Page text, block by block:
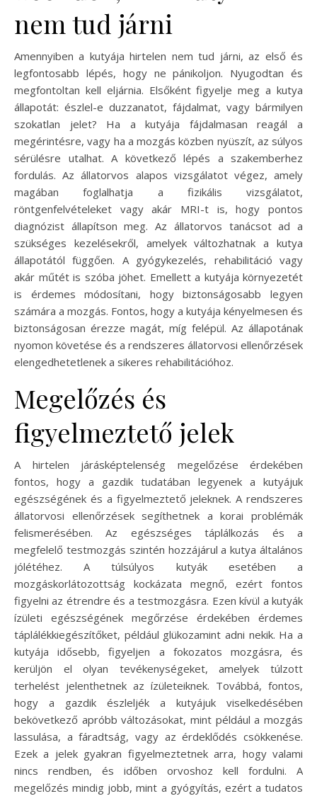
nem tud járni
Amennyiben a kutyája hirtelen nem tud járni, az első és
legfontosabb lépés, hogy ne pánikoljon. Nyugodtan és
megfontoltan kell eljárnia. Elsőként figyelje meg a kutya
állapotát: észlel-e duzzanatot, fájdalmat, vagy bármilyen
szokatlan jelet? Ha a kutyája fájdalmasan reagál a
megérintésre, vagy ha a mozgás közben nyüszít, az súlyos
sérülésre utalhat. A következő lépés a szakemberhez
fordulás. Az állatorvos alapos vizsgálatot végez, amely
magában foglalhatja a fizikális vizsgálatot,
röntgenfelvételeket vagy akár MRI-t is, hogy pontos
diagnózist állapítson meg. Az állatorvos tanácsot ad a
szükséges kezelésekről, amelyek változhatnak a kutya
állapotától függően. A gyógykezelés, rehabilitáció vagy
akár műtét is szóba jöhet. Emellett a kutyája környezetét
is érdemes módosítani, hogy biztonságosabb legyen
számára a mozgás. Fontos, hogy a kutyája kényelmesen és
biztonságosan érezze magát, míg felépül. Az állapotának
nyomon követése és a rendszeres állatorvosi ellenőrzések
elengedhetetlenek a sikeres rehabilitációhoz.
Megelőzés és
figyelmeztető jelek
A hirtelen járásképtelenség megelőzése érdekében
fontos, hogy a gazdik tudatában legyenek a kutyájuk
egészségének és a figyelmeztető jeleknek. A rendszeres
állatorvosi ellenőrzések segíthetnek a korai problémák
felismerésében. Az egészséges táplálkozás és a
megfelelő testmozgás szintén hozzájárul a kutya általános
jólétéhez. A túlsúlyos kutyák esetében a
mozgáskorlátozottság kockázata megnő, ezért fontos
figyelni az étrendre és a testmozgásra. Ezen kívül a kutyák
ízületi egészségének megőrzése érdekében érdemes
táplálékkiegészítőket, például glükozamint adni nekik. Ha a
kutyája idősebb, figyeljen a fokozatos mozgásra, és
kerüljön el olyan tevékenységeket, amelyek túlzott
terhelést jelenthetnek az ízületeiknek. Továbbá, fontos,
hogy a gazdik észleljék a kutyájuk viselkedésében
bekövetkező apróbb változásokat, mint például a mozgás
lassulása, a fáradtság, vagy az érdeklődés csökkenése.
Ezek a jelek gyakran figyelmeztetnek arra, hogy valami
nincs rendben, és időben orvoshoz kell fordulni. A
megelőzés mindig jobb, mint a gyógyítás, ezért a tudatos